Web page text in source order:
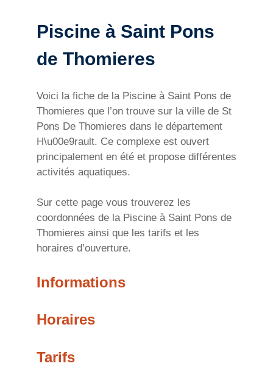
Piscine à Saint Pons
de Thomieres
Voici la fiche de la Piscine à Saint Pons de
Thomieres que l’on trouve sur la ville de St
Pons De Thomieres dans le département
H\u00e9rault. Ce complexe est ouvert
principalement en été et propose différentes
activités aquatiques.
Sur cette page vous trouverez les
coordonnées de la Piscine à Saint Pons de
Thomieres ainsi que les tarifs et les
horaires d’ouverture.
Informations
Horaires
Tarifs